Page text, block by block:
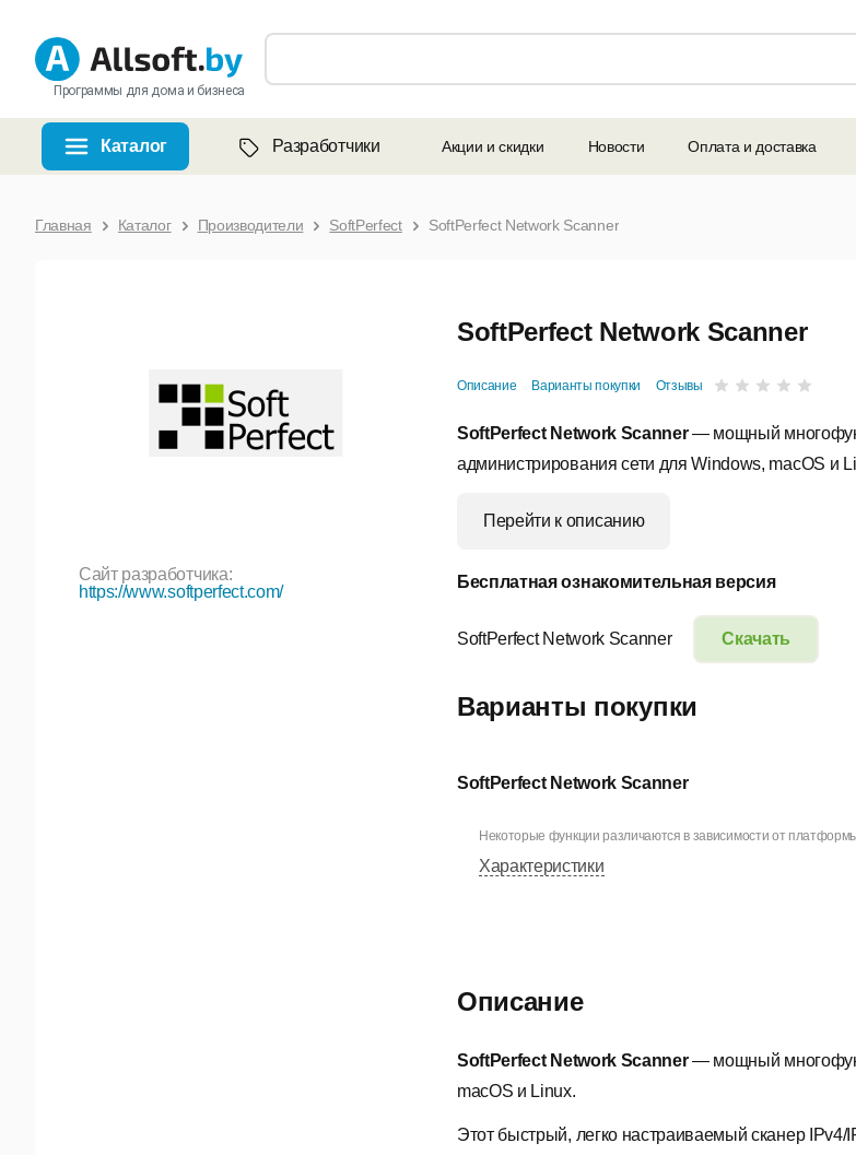
Программы для дома и бизнеса
Каталог Разработчики Акции и скидки Новости Оплата и доставка
Главная Каталог Производители SoftPerfect SoftPerfect Network Scanner
SoftPerfect Network Scanner
Описание Варианты покупки Отзывы
Сайт разработчика:
https://www.softperfect.com/
SoftPerfect Network Scanner— мощный
администрирования сети для Windows, macOS и
Перейти к описанию
Бесплатная ознакомительная версия
Скачать
SoftPerfect Network Scanner
Описание
SoftPerfect Network Scanner— мощный
macOS и Linux.
Этот быстрый, легко настраиваемый сканер
Варианты покупки
SoftPerfect Network Scanner
Некоторые функции различаются в зависимости от
Характеристики